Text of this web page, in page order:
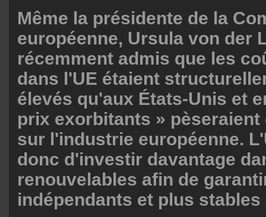
Même la présidente de la
européenne, Ursula von der
récemment admis que les
dans l'UE étaient
élevés qu'aux États-Unis et
prix exorbitants » pèseraient
sur l'industrie européenne.
donc d'investir davantage
renouvelables afin de
indépendants et plus stables